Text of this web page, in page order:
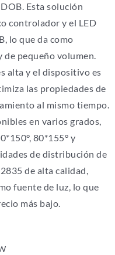
Esta solución
controlador y el LED
lo que da como
pequeño volumen.
alta y el dispositivo es
las propiedades de
al mismo tiempo.
en varios grados,
80*155° y
de distribución de
de alta calidad,
fuente de luz, lo que
más bajo.